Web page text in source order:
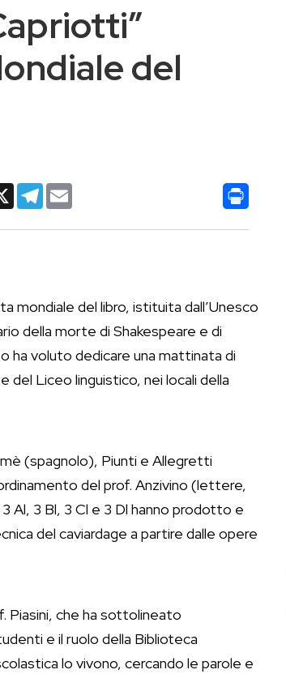
del
X Telegram
Email
mondiale del libro, istituita dall’Unesco
della morte di Shakespeare e di
ha voluto dedicare una mattinata di
del Liceo linguistico, nei locali della
(spagnolo), Piunti e Allegretti
del prof. Anzivino (lettere,
Al, 3 Bl, 3 Cl e 3 Dl hanno prodotto e
del caviardage a partire dalle opere
che ha sottolineato
e il ruolo della Biblioteca
lo vivono, cercando le parole e